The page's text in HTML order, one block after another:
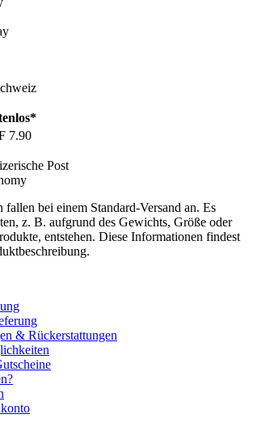
7.90
bei einem Standard-Versand an. Es
z. B. aufgrund des Gewichts, Größe oder
entstehen. Diese Informationen findest
& Rückerstattungen